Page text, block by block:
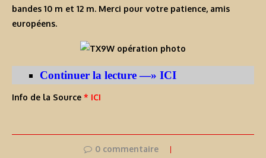
bandes 10 m et 12 m. Merci pour votre patience, amis
européens.
Continuer la lecture —» ICI
Info de la Source * ICI
0 commentaire